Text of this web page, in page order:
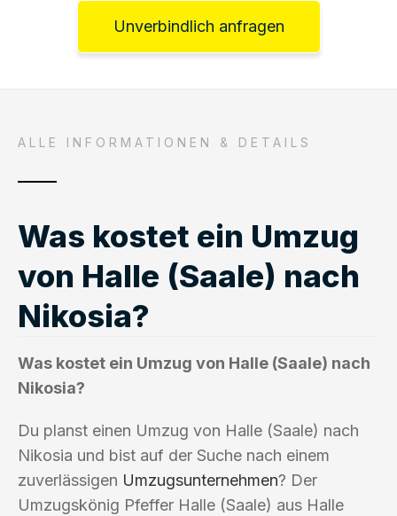
Unverbindlich anfragen
ALLE INFORMATIONEN & DETAILS
Was kostet ein Umzug
von Halle (Saale) nach
Nikosia?
Was kostet ein Umzug von Halle (Saale) nach
Nikosia?
Du planst einen Umzug von Halle (Saale) nach
Nikosia und bist auf der Suche nach einem
zuverlässigen Umzugsunternehmen? Der
Umzugskönig Pfeffer Halle (Saale) aus Halle